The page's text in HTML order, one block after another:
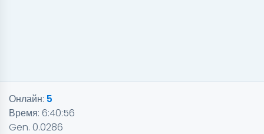
Онлайн: 5
Время: 6:40:56
Gen. 0.0286